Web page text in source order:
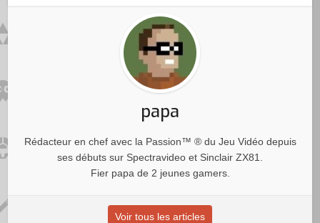
papa
Rédacteur en chef avec la Passion™ ® du Jeu Vidéo depuis
ses débuts sur Spectravideo et Sinclair ZX81.
Fier papa de 2 jeunes gamers.
Voir tous les articles